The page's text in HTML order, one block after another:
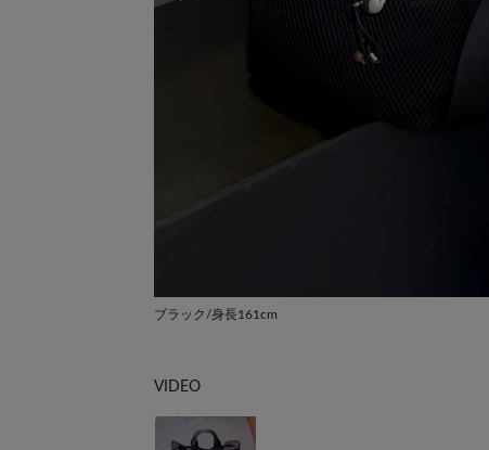
ブラック/身長161cm
VIDEO